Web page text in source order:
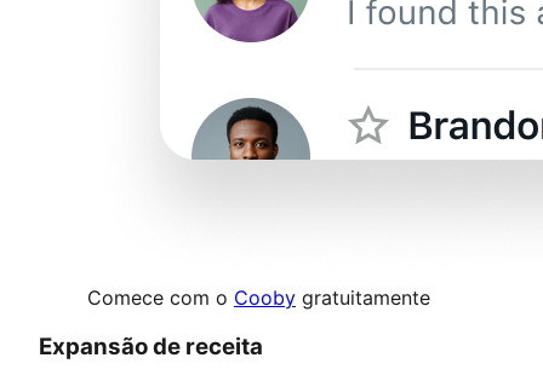
Comece com o Cooby gratuitamente
Expansão de receita